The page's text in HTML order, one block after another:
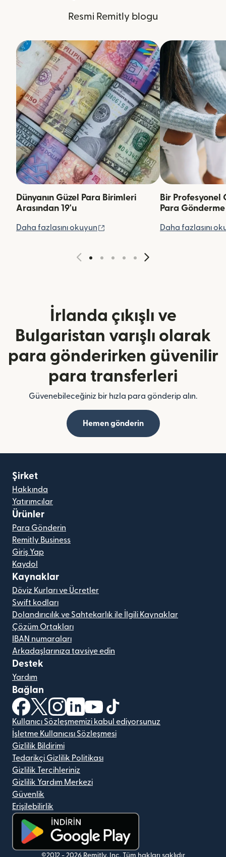
Resmi Remitly blogu
Dünyanın Güzel Para Birimleri
Arasından 19'u
Daha fazlasını okuyun (yeni pencerede açılır)
Bir Profesyonel
Para Gönderme
Daha fazlasını
İrlanda çıkışlı ve
Bulgaristan varışlı olarak
para gönderirken güvenilir
para transferleri
Güvenebileceğiniz bir hızla para gönderip alın.
Hemen gönderin
Şirket
Hakkında
Yatırımcılar
Ürünler
Para Gönderin
Remitly Business
Giriş Yap
Kaydol
Kaynaklar
Döviz Kurları ve Ücretler
Swift kodları
Dolandırıcılık ve Sahtekarlık ile İlgili Kaynaklar
Çözüm Ortakları
IBAN numaraları
Arkadaşlarınıza tavsiye edin
Destek
Yardım
Bağlan
(yeni pencerede açılır)
(yeni pencerede açılır)
(yeni pencerede açılır)
(yeni pencerede açılır)
(yeni pencerede açılır)
Kullanıcı Sözleşmemizi kabul ediyorsunuz
İşletme Kullanıcısı Sözleşmesi
Gizlilik Bildirimi
Tedarikçi Gizlilik Politikası
Gizlilik Tercihleriniz
Gizlilik Yardım Merkezi
Güvenlik
Erişilebilirlik
©2012 - 2026 Remitly, Inc. Tüm hakları saklıdır